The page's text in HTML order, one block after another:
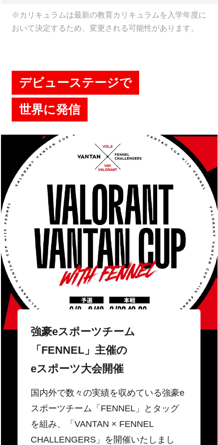
※カリキュラムは最新の教育カリキュラムを入学年度に
おいて決定するため、変更される可能性があります。
デビューステージで
世界に発信
強豪eスポーツチーム
「FENNEL」主催の
eスポーツ大会開催
国内外で数々の実績を収めている強豪e
スポーツチーム「FENNEL」とタッグ
を組み、「VANTAN × FENNEL
CHALLENGERS」を開催いたしまし